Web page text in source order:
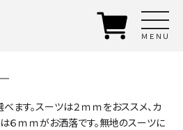
ＭＥＮＵ
ます。スーツは２ｍｍをおススメ、カ
６ｍｍがお洒落です。無地のスーツに